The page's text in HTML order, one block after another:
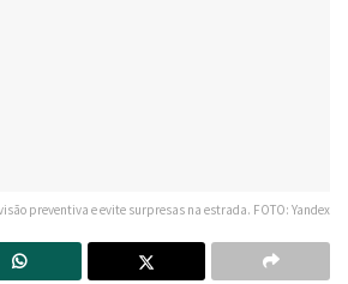
preventiva e evite surpresas na estrada. FOTO: Yandex